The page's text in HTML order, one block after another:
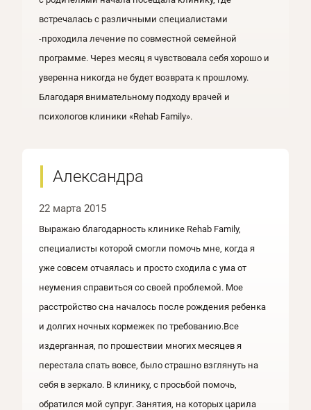
встречалась с различными специалистами
-проходила лечение по совместной семейной
программе. Через месяц я чувствовала себя хорошо и
уверенна никогда не будет возврата к прошлому.
Благодаря внимательному подходу врачей и
психологов клиники «Rehab Family».
Александра
22 марта 2015
Выражаю благодарность клинике Rehab Family,
специалисты которой смогли помочь мне, когда я
уже совсем отчаялась и просто сходила с ума от
неумения справиться со своей проблемой. Мое
расстройство сна началось после рождения ребенка
и долгих ночных кормежек по требованию.Все
издерганная, по прошествии многих месяцев я
перестала спать вовсе, было страшно взглянуть на
себя в зеркало. В клинику, с просьбой помочь,
обратился мой супруг. Занятия, на которых царила